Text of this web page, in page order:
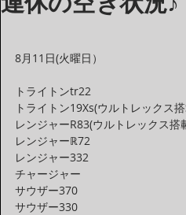
8月11日(火曜日）
トライトンtr22
トライトン19Xs(ウルトレックス
レンジャーR83(ウルトレックス搭
レンジャーℝ72
レンジャー332
チャージャー
サウザー370
サウザー330